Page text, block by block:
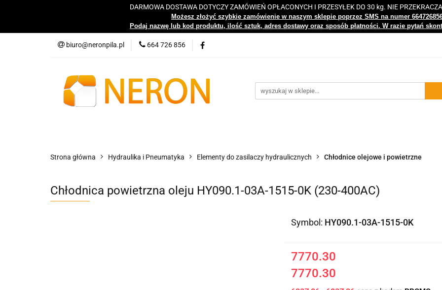
DARMOWA DOSTAWA DOTYCZY ZAMÓWIEŃ OPŁACONYCH I PRZESYŁEK DO 30 kg. NIE
Możesz złożyć szybkie zamówienie w naszym sklepie poprzez SMS na numer
Podaj nazwę lub kod produktu, ilość sztuk, adres dostawy oraz sposób płatności. W razie pytań
biuro@neronpila.pl 664 726 856
Katalogi Nowości Bestsellery Kontakt Centrum
Strona główna Hydraulika i Pneumatyka Elementy do zasilaczy hydraulicznych Chłodnice olejowe i powietrzne
Chłodnica powietrzna oleju HY090.1-03A-1515-0K (230-400AC)
Symbol: HY090.1-03A-1515-0K
7770.30
7770.30